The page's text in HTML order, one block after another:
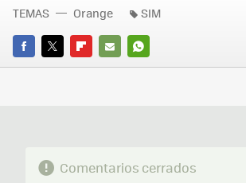
FACEBOOK
TWITTERFLIPBOARD
E-
WHATSAPP
TEMAS Orange SIM
Comentarios cerrados